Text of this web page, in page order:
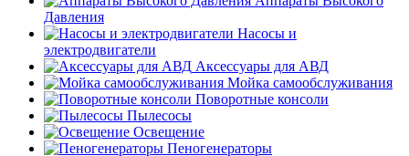
Давления
Насосы и
электродвигатели
Аксессуары для АВД
Мойка самообслуживания
Поворотные консоли
Пылесосы
Освещение
Пеногенераторы